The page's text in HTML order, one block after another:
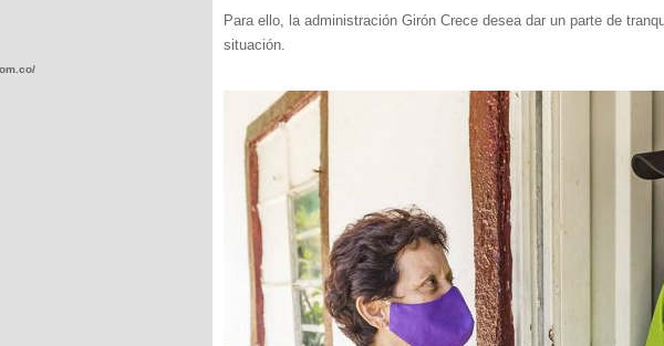
Para ello, la administración Girón Crece desea dar un parte de
situación.
wp-